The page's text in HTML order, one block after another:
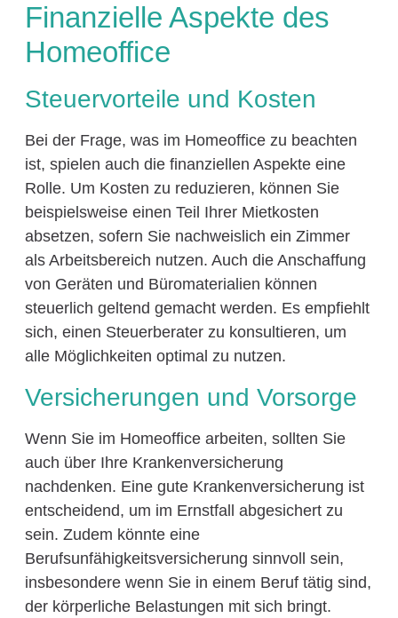
Finanzielle Aspekte des
Homeoffice
Steuervorteile und Kosten
Bei der Frage, was im Homeoffice zu beachten
ist, spielen auch die finanziellen Aspekte eine
Rolle. Um Kosten zu reduzieren, können Sie
beispielsweise einen Teil Ihrer Mietkosten
absetzen, sofern Sie nachweislich ein Zimmer
als Arbeitsbereich nutzen. Auch die Anschaffung
von Geräten und Büromaterialien können
steuerlich geltend gemacht werden. Es empfiehlt
sich, einen Steuerberater zu konsultieren, um
alle Möglichkeiten optimal zu nutzen.
Versicherungen und Vorsorge
Wenn Sie im Homeoffice arbeiten, sollten Sie
auch über Ihre Krankenversicherung
nachdenken. Eine gute Krankenversicherung ist
entscheidend, um im Ernstfall abgesichert zu
sein. Zudem könnte eine
Berufsunfähigkeitsversicherung sinnvoll sein,
insbesondere wenn Sie in einem Beruf tätig sind,
der körperliche Belastungen mit sich bringt.